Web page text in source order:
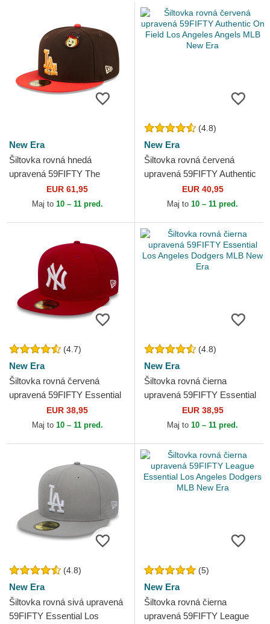
New Era
Šiltovka rovná hnedá
upravená 59FIFTY The
Elements Fire Pin Los
Angeles Dodgers MLB New
EUR 61,95
Maj to 10 – 11 pred.
(4.8)
New Era
Šiltovka rovná červená
upravená 59FIFTY Authentic
On Field Los Angeles Angels
MLB New Era
EUR 40,95
Maj to 10 – 11 pred.
(4.7)
New Era
Šiltovka rovná červená
upravená 59FIFTY Essential
New York Yankees MLB
New Era
EUR 38,95
Maj to 10 – 11 pred.
(4.8)
New Era
Šiltovka rovná čierna
upravená 59FIFTY Essential
Los Angeles Dodgers MLB
New Era
EUR 38,95
Maj to 10 – 11 pred.
(4.8)
New Era
Šiltovka rovná sivá upravená
59FIFTY Essential Los
(5)
New Era
Šiltovka rovná čierna
upravená 59FIFTY League